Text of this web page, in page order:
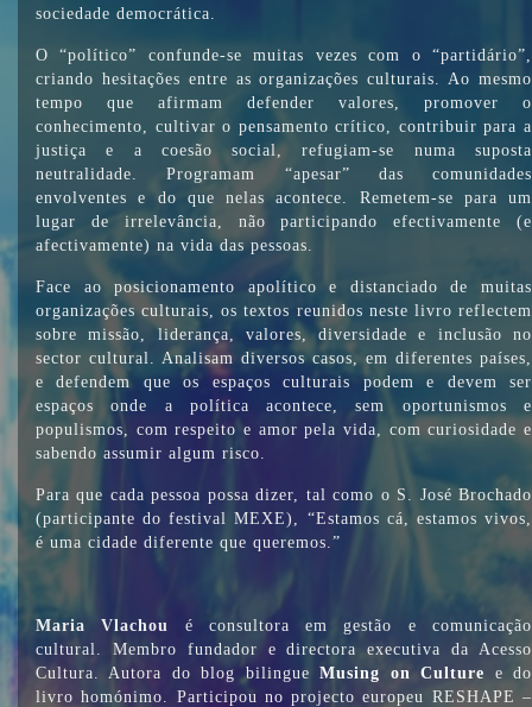
sociedade democrática.
O “político” confunde-se muitas vezes com o “partidário”,
criando hesitações entre as organizações culturais. Ao mesmo
tempo que afirmam defender valores, promover o
conhecimento, cultivar o pensamento crítico, contribuir para a
justiça e a coesão social, refugiam-se numa suposta
neutralidade. Programam “apesar” das comunidades
envolventes e do que nelas acontece. Remetem-se para um
lugar de irrelevância, não participando efectivamente (e
afectivamente) na vida das pessoas.
Face ao posicionamento apolítico e distanciado de muitas
organizações culturais, os textos reunidos neste livro reflectem
sobre missão, liderança, valores, diversidade e inclusão no
sector cultural. Analisam diversos casos, em diferentes países,
e defendem que os espaços culturais podem e devem ser
espaços onde a política acontece, sem oportunismos e
populismos, com respeito e amor pela vida, com curiosidade e
sabendo assumir algum risco.
Para que cada pessoa possa dizer, tal como o S. José Brochado
(participante do festival MEXE), “Estamos cá, estamos vivos,
é uma cidade diferente que queremos.”
Maria Vlachou é consultora em gestão e comunicação
cultural. Membro fundador e directora executiva da Acesso
Cultura. Autora do blog bilingueMusing on Culture e do
livro homónimo. Participou no projecto europeu RESHAPE –